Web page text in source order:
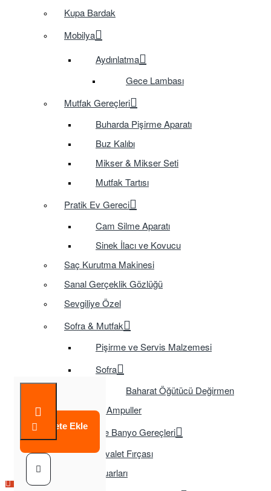
Kupa Bardak
Mobilya
Aydınlatma
Gece Lambası
Mutfak Gereçleri
Buharda Pişirme Aparatı
Buz Kalıbı
Mikser & Mikser Seti
Mutfak Tartısı
Pratik Ev Gereci
Cam Silme Aparatı
Sinek İlacı ve Kovucu
Saç Kurutma Makinesi
Sanal Gerçeklik Gözlüğü
Sevgiliye Özel
Sofra & Mutfak
Pişirme ve Servis Malzemesi
Sofra
Baharat Öğütücü Değirmen
Tasarruflu Ampuller
Temizlik ve Banyo Gereçleri
Tuvalet Fırçası
TV Aksesuarları
Sepete Ekle
Çok Satılan Ürün
Çok Satılan Ürün